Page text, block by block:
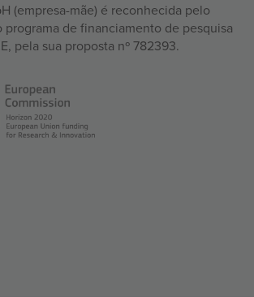
(empresa-mãe) é reconhecida pelo
de financiamento de pesquisa
pela sua proposta nº 782393.